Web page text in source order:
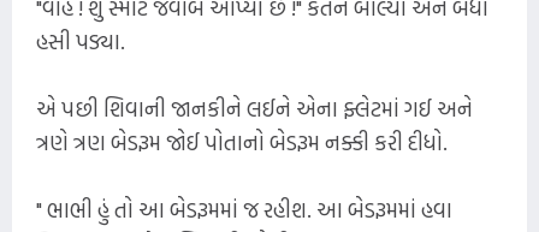
"વાહ ! શું સ્માર્ટ જવાબ આપ્યો છે !" કેતન બોલ્યો અને બધા
હસી પડ્યા.
એ પછી શિવાની જાનકીને લઈને એના ફ્લેટમાં ગઈ અને
ત્રણે ત્રણ બેડરૂમ જોઈ પોતાનો બેડરૂમ નક્કી કરી દીધો.
" ભાભી હું તો આ બેડરૂમમાં જ રહીશ. આ બેડરૂમમાં હવા